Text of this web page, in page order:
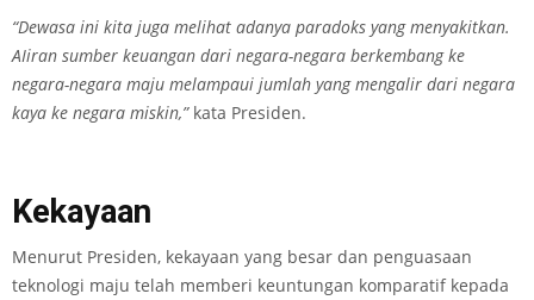
“Dewasa ini kita juga melihat adanya paradoks yang menyakitkan.
AIiran sumber keuangan dari negara-negara berkembang ke
negara-negara maju melampaui jumlah yang mengalir dari negara
kaya ke negara miskin,”kata Presiden.
Kekayaan
Menurut Presiden, kekayaan yang besar dan penguasaan
teknologi maju telah memberi keuntungan komparatif kepada